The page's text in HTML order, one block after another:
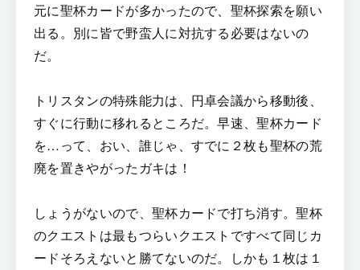
元に聖杯カードが多かったので、聖杯探索を願い
出る。別に皆で野蛮人に対抗する必要はないの
だ。
トリスタンの特殊能力は、円卓会議から移動後、
すぐに行動に移れるところだ。早速、聖杯カード
を…って、おい、誰じゃ、すでに２枚も聖杯の荒
廃を置きやがったガキは！
しょうがないので、聖杯カードで打ち消す。聖杯
のクエストは最もつらいクエストですべて同じカ
ードそろえないと勝てないのだ。しかも１枚は１